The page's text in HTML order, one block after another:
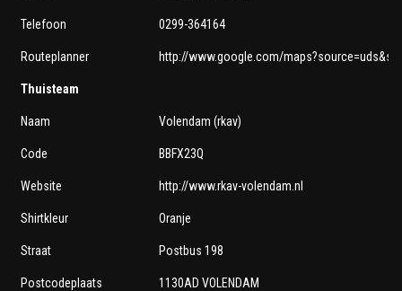
Telefoon 0299-364164
Routeplanner http://www.google.com/
Thuisteam
Naam Volendam (rkav)
Code BBFX23Q
Website http://www.rkav-volendam.nl
Shirtkleur Oranje
Straat Postbus 198
Postcodeplaats 1130AD VOLENDAM